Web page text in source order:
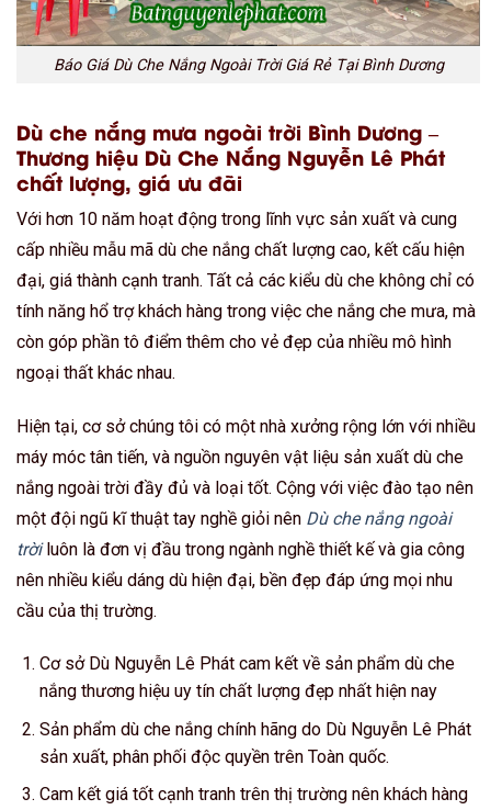
Báo Giá Dù Che Nắng Ngoài Trời Giá Rẻ Tại Bình Dương
Dù che nắng mưa ngoài trời Bình Dương –
Thương hiệu Dù Che Nắng Nguyễn Lê Phát
chất lượng, giá ưu đãi
Với hơn 10 năm hoạt động trong lĩnh vực sản xuất và cung
cấp nhiều mẫu mã dù che nắng chất lượng cao, kết cấu hiện
đại, giá thành cạnh tranh. Tất cả các kiểu dù che không chỉ có
tính năng hổ trợ khách hàng trong việc che nắng che mưa, mà
còn góp phần tô điểm thêm cho vẻ đẹp của nhiều mô hình
ngoại thất khác nhau.
Hiện tại, cơ sở chúng tôi có một nhà xưởng rộng lớn với nhiều
máy móc tân tiến, và nguồn nguyên vật liệu sản xuất dù che
nắng ngoài trời đầy đủ và loại tốt. Cộng với việc đào tạo nên
một đội ngũ kĩ thuật tay nghề giỏi nên Dù che nắng ngoài
trời luôn là đơn vị đầu trong ngành nghề thiết kế và gia công
nên nhiều kiểu dáng dù hiện đại, bền đẹp đáp ứng mọi nhu
cầu của thị trường.
Cơ sở Dù Nguyễn Lê Phát cam kết về sản phẩm dù che
nắng thương hiệu uy tín chất lượng đẹp nhất hiện nay
Sản phẩm dù che nắng chính hãng do Dù Nguyễn Lê Phát
sản xuất, phân phối độc quyền trên Toàn quốc.
Cam kết giá tốt cạnh tranh trên thị trường nên khách hàng